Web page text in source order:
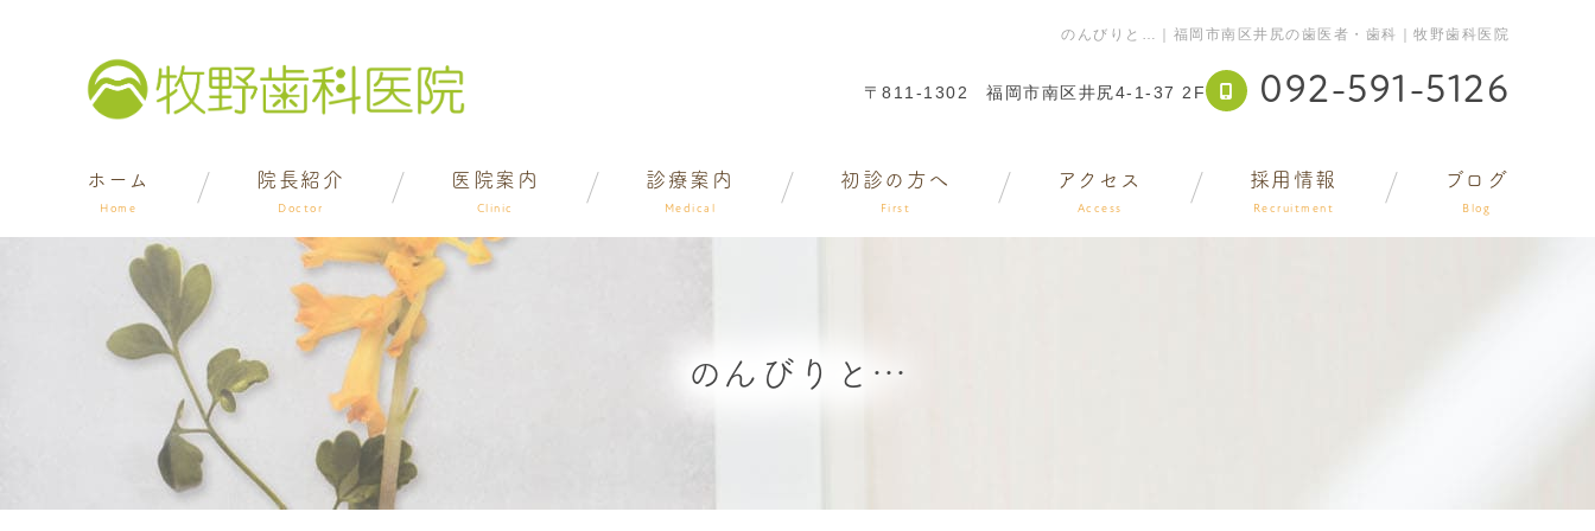
のんびりと…｜福岡市南区井尻の歯医者・歯科｜牧野歯科医院
〒811-1302 福岡市南区井尻4-1-37 2F 092-591-5126
ホーム
Home
院長紹介
Doctor
医院案内
Clinic
診療案内
Medical
初診の方へ
First
アクセス
Access
採用情報
Recruitment
ブログ
Blog
のんびりと…